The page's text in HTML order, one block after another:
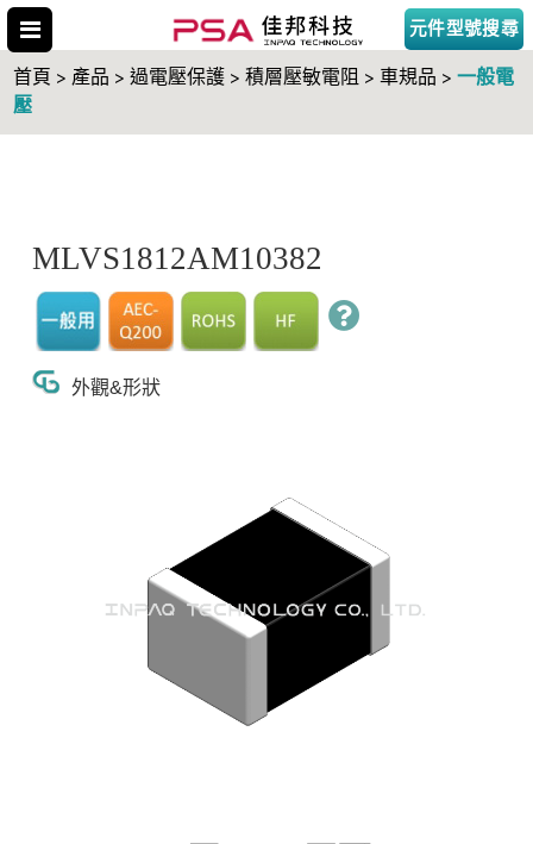
元件型號搜尋
首頁 > 產品 > 過電壓保護 > 積層壓敏電阻 > 車規品 >一般電
壓
MLVS1812AM10382
外觀&形狀